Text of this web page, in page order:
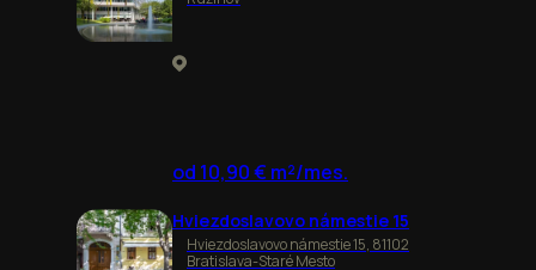
od 10,90 € m²/mes.
Hviezdoslavovo námestie 15
Hviezdoslavovo námestie 15, 81102
Bratislava-Staré Mesto